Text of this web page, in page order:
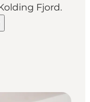
Fjord.
- Unterkunft
- Unterkunft direkt am